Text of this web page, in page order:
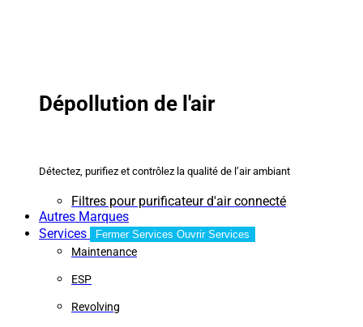
Dépollution de l'air
Détectez, purifiez et contrôlez la qualité de l’air ambiant
Filtres pour purificateur d'air connecté
Autres Marques
Services
Fermer Services Ouvrir Services
Maintenance
ESP
Revolving